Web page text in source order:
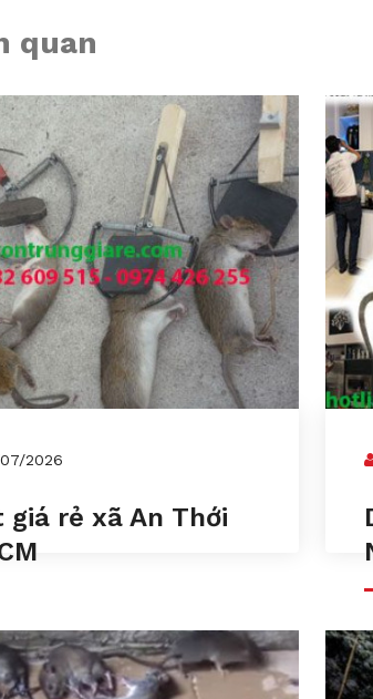
quan
2026
giá rẻ xã An Thới